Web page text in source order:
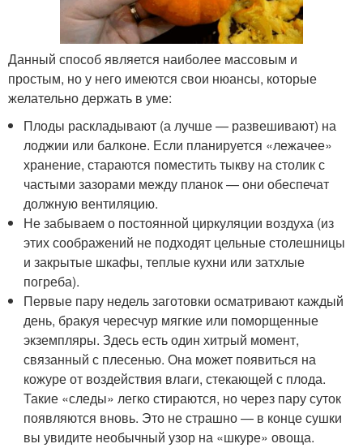
Данный способ является наиболее массовым и
простым, но у него имеются свои нюансы, которые
желательно держать в уме:
Плоды раскладывают (а лучше — развешивают) на
лоджии или балконе. Если планируется «лежачее»
хранение, стараются поместить тыкву на столик с
частыми зазорами между планок — они обеспечат
должную вентиляцию.
Не забываем о постоянной циркуляции воздуха (из
этих соображений не подходят цельные столешницы
и закрытые шкафы, теплые кухни или затхлые
погреба).
Первые пару недель заготовки осматривают каждый
день, бракуя чересчур мягкие или поморщенные
экземпляры. Здесь есть один хитрый момент,
связанный с плесенью. Она может появиться на
кожуре от воздействия влаги, стекающей с плода.
Такие «следы» легко стираются, но через пару суток
появляются вновь. Это не страшно — в конце сушки
вы увидите необычный узор на «шкуре» овоща.